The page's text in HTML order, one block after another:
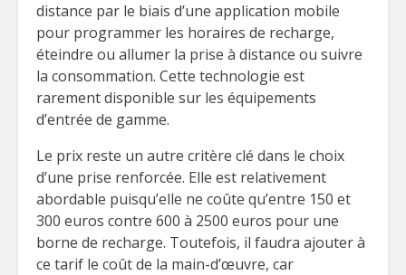
distance par le biais d’une application mobile
pour programmer les horaires de recharge,
éteindre ou allumer la prise à distance ou suivre
la consommation. Cette technologie est
rarement disponible sur les équipements
d’entrée de gamme.
Le prix reste un autre critère clé dans le choix
d’une prise renforcée. Elle est relativement
abordable puisqu’elle ne coûte qu’entre 150 et
300 euros contre 600 à 2500 euros pour une
borne de recharge. Toutefois, il faudra ajouter à
ce tarif le coût de la main-d’œuvre, car